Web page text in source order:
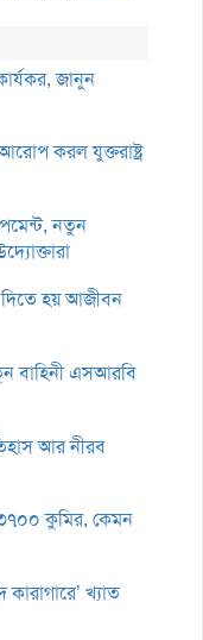
জানুন
করল যুক্তরাষ্ট্র
নতুন
হয় আজীবন
বাহিনী এসআরবি
আর নীরব
কুমির, কেমন
খ্যাত